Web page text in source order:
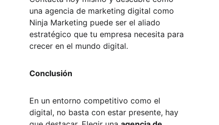
una agencia de marketing digital como
Ninja Marketing puede ser el aliado
estratégico que tu empresa necesita para
crecer en el mundo digital.
Conclusión
En un entorno competitivo como el
digital, no basta con estar presente, hay